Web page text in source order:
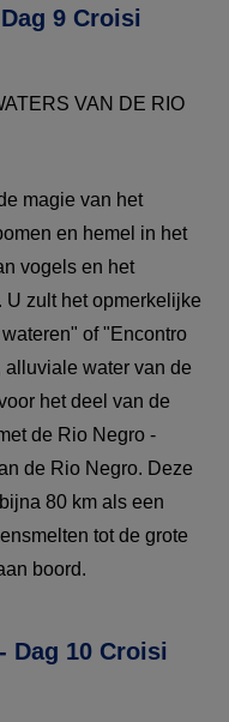
9 Croisi
VAN DE RIO
magie van het
en hemel in het
vogels en het
U zult het opmerkelijke
of "Encontro
water van de
het deel van de
de Rio Negro -
de Rio Negro. Deze
80 km als een
tot de grote
boord.
Dag 10 Croisi